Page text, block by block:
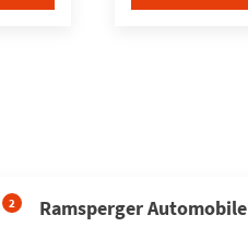
2
Ramsperger Automobile